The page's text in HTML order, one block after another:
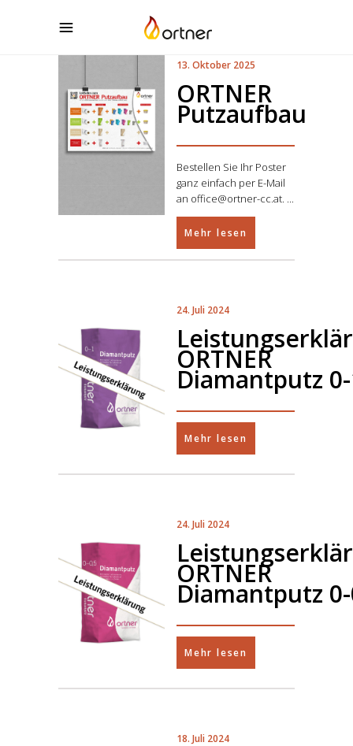
13. Oktober 2025
ORTNER
Putzaufbau
Bestellen Sie Ihr Poster
ganz einfach per E-Mail
an office@ortner-cc.at.
Mehr lesen
24. Juli 2024
ORTNER
Diamantputz
Mehr lesen
24. Juli 2024
ORTNER
Diamantputz
Mehr lesen
18. Juli 2024